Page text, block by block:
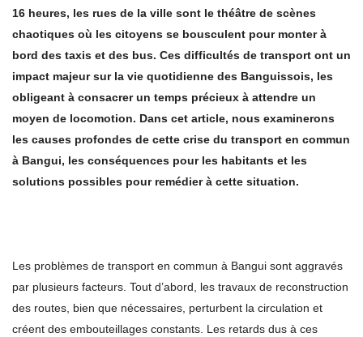
16 heures, les rues de la ville sont le théâtre de scènes
chaotiques où les citoyens se bousculent pour monter à
bord des taxis et des bus. Ces difficultés de transport ont un
impact majeur sur la vie quotidienne des Banguissois, les
obligeant à consacrer un temps précieux à attendre un
moyen de locomotion. Dans cet article, nous examinerons
les causes profondes de cette crise du transport en commun
à Bangui, les conséquences pour les habitants et les
solutions possibles pour remédier à cette situation.
Les problèmes de transport en commun à Bangui sont aggravés
par plusieurs facteurs. Tout d’abord, les travaux de reconstruction
des routes, bien que nécessaires, perturbent la circulation et
créent des embouteillages constants. Les retards dus à ces